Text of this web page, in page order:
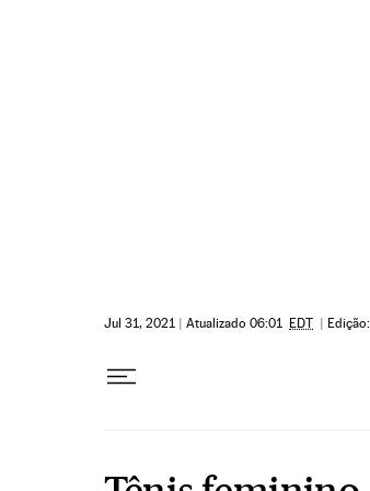
Jul 31, 2021 | Atualizado 06:01 EDT | Edição: